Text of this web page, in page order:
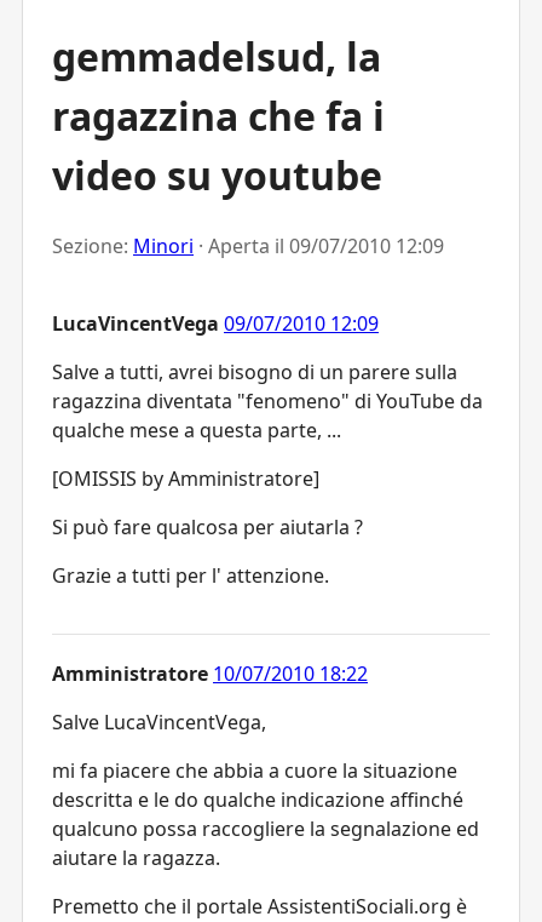
gemmadelsud, la
ragazzina che fa i
video su youtube
Sezione: Minori · Aperta il 09/07/2010 12:09
LucaVincentVega 09/07/2010 12:09
Salve a tutti, avrei bisogno di un parere sulla
ragazzina diventata "fenomeno" di YouTube da
qualche mese a questa parte, ...
[OMISSIS by Amministratore]
Si può fare qualcosa per aiutarla ?
Grazie a tutti per l' attenzione.
Amministratore 10/07/2010 18:22
Salve LucaVincentVega,
mi fa piacere che abbia a cuore la situazione
descritta e le do qualche indicazione affinché
qualcuno possa raccogliere la segnalazione ed
aiutare la ragazza.
Premetto che il portale AssistentiSociali.org è